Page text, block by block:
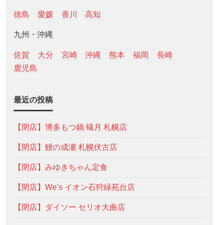
徳島 愛媛 香川 高知
九州・沖縄
佐賀 大分 宮崎 沖縄 熊本 福岡
長崎
鹿児島
最近の投稿
【閉店】博多もつ鍋 蟻月 札幌店
【閉店】鰻の成瀬 札幌伏古店
【閉店】みゆきちゃん定食
【閉店】We’s イオン石狩緑苑台店
【閉店】ダイソー セリオ大曲店